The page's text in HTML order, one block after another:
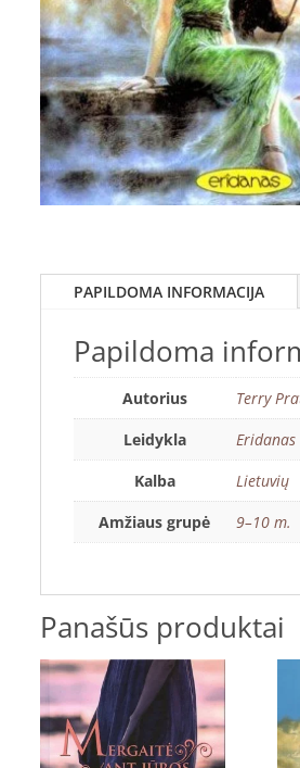
PAPILDOMA INFORMACIJA
Papildoma
Autorius
Terry
Leidykla
Eridanas
Kalba
Lietuvių
Amžiaus grupė
9–10 m.
Panašūs produktai